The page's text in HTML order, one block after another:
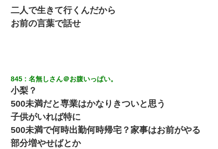
出張中の旦那から『フリンしやがって、このクズ』と電話が。私
私「まとめ買いして冷凍ストックしてる」Ａ「ずるい！クレク
レ！」私「なんでよ」Ａ「ケーチ！バーカ！」→ 後日、Ａ旦那が
凸してきた
医者「糖尿病で余命1年です」 ワイ「知らんわｗどうせ死ぬなら
食べる量増やすわｗ」→結果ｗｗｗｗｗ
二人で生きて行くんだから
お前の言葉で話せ
845 名無しさん＠お腹いっぱい。
小梨？
500未満だと専業はかなりきついと思う
子供がいれば特に
500未満で何時出勤何時帰宅？家事はお前がやる
部分増やせばとか